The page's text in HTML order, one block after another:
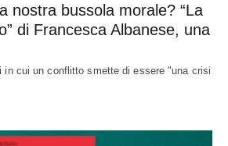
nostra bussola morale? “La
di Francesca Albanese, una
in cui un conflitto smette di essere "una crisi